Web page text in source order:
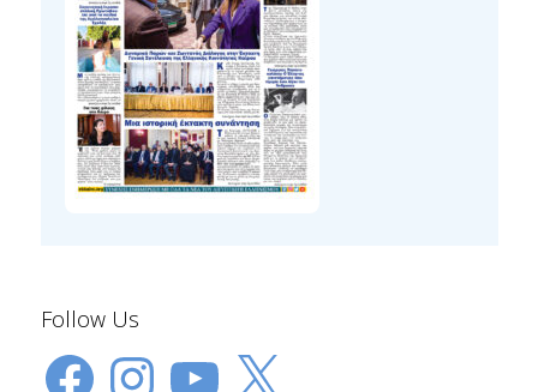
Follow Us
FacebookInstagramYouTube
X